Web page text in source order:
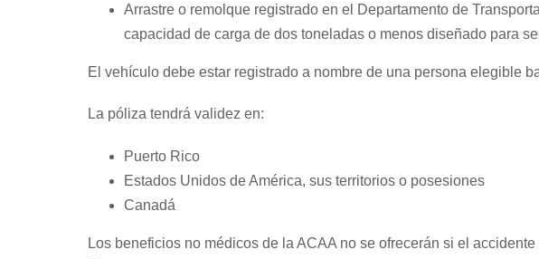
Arrastre o remolque registrado en el Departamento de
capacidad de carga de dos toneladas o menos diseñado para
El vehículo debe estar registrado a nombre de una persona elegible
La póliza tendrá validez en:
Puerto Rico
Estados Unidos de América, sus territorios o posesiones
Canadá
Los beneficios no médicos de la ACAA no se ofrecerán si el